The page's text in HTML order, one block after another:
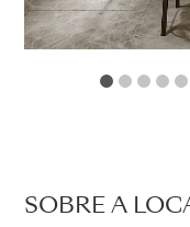
1
SOBRE A